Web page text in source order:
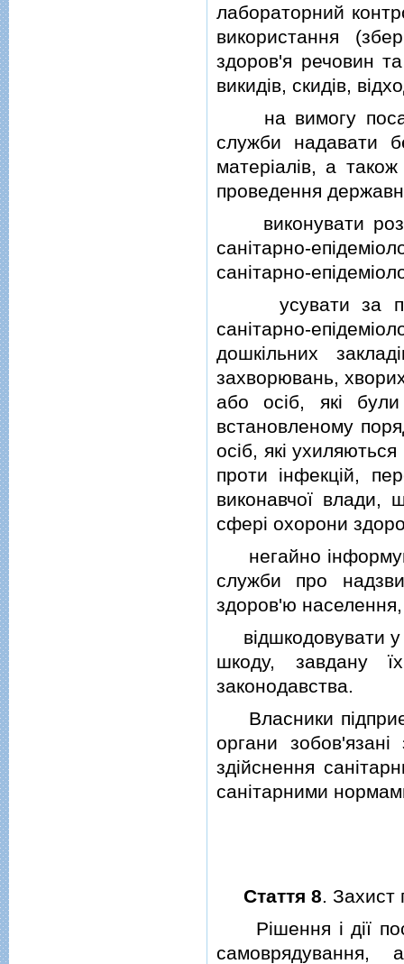
лабораторний
використання
здоров'я речовин
викидiв, скидiв,
на вимогу
служби надавати
матерiалiв, а також
проведення
виконувати
санiтарно-
санiтарно-
усувати за
санiтарно-
дошкiльних
захворювань,
або осiб, якi
встановленому
осiб, якi
проти iнфекцiй,
виконавчої влади,
сферi охорони
негайно
служби про
здоров'ю
вiдшкодовувати у
шкоду, завдану
законодавства.
Власники
органи
здiйснення
санiтарними
Стаття 8 .
Рiшення i дiї